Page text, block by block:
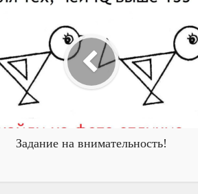
Задание на внимательность!